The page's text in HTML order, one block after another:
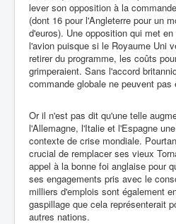
lever son opposition à la
(dont 16 pour l'Angleterre pour un
d'euros). Une opposition qui met
l'avion puisque si le Royaume Uni
retirer du programme, les coûts
grimperaient. Sans l'accord
commande globale ne peuvent pas
Or il n'est pas dit qu'une telle
l'Allemagne, l'Italie et l'Espagne
contexte de crise mondiale.
crucial de remplacer ses vieux
appel à la bonne foi anglaise pour
ses engagements pris avec le
milliers d'emplois sont également
gaspillage que cela représenterait
autres nations.